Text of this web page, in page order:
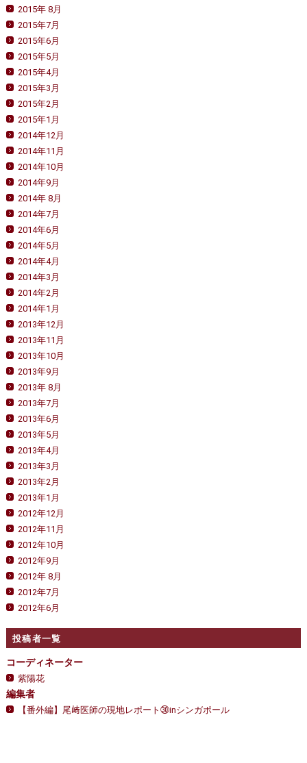
2015年 8月
2015年7月
2015年6月
2015年5月
2015年4月
2015年3月
2015年2月
2015年1月
2014年12月
2014年11月
2014年10月
2014年9月
2014年 8月
2014年7月
2014年6月
2014年5月
2014年4月
2014年3月
2014年2月
2014年1月
2013年12月
2013年11月
2013年10月
2013年9月
2013年 8月
2013年7月
2013年6月
2013年5月
2013年4月
2013年3月
2013年2月
2013年1月
2012年12月
2012年11月
2012年10月
2012年9月
2012年 8月
2012年7月
2012年6月
投稿者一覧
コーディネーター
紫陽花
編集者
【番外編】尾﨑医師の現地レポート㉚inシンガポール